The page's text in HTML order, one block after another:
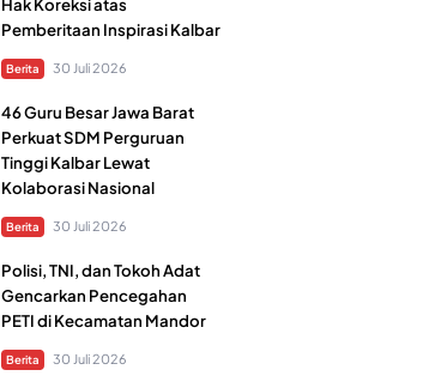
Hak Koreksi atas
Pemberitaan Inspirasi Kalbar
Berita 30 Juli 2026
46 Guru Besar Jawa Barat
Perkuat SDM Perguruan
Tinggi Kalbar Lewat
Kolaborasi Nasional
Berita 30 Juli 2026
Polisi, TNI, dan Tokoh Adat
Gencarkan Pencegahan
PETI di Kecamatan Mandor
Berita 30 Juli 2026